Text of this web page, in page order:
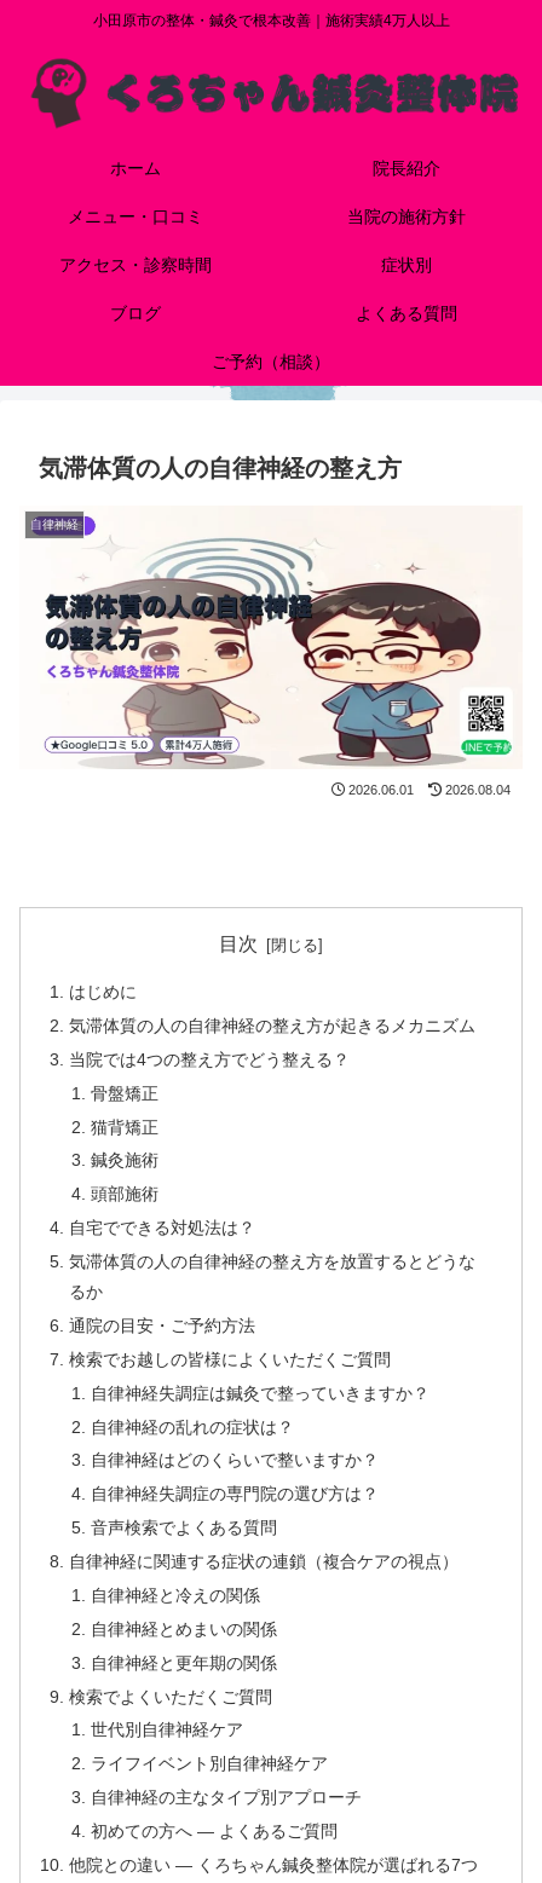
小田原市の整体・鍼灸で根本改善｜施術実績4万人以上
ホーム 院長紹介
メニュー・口コミ 当院の施術方針
アクセス・診察時間 症状別
ブログ よくある質問
ご予約（相談）
気滞体質の人の自律神経の整え方
自律神経
2026.06.01 2026.08.04
目次
はじめに
気滞体質の人の自律神経の整え方が起きるメカニズム
当院では4つの整え方でどう整える？
骨盤矯正
猫背矯正
鍼灸施術
頭部施術
自宅でできる対処法は？
気滞体質の人の自律神経の整え方を放置するとどうな
るか
通院の目安・ご予約方法
検索でお越しの皆様によくいただくご質問
自律神経失調症は鍼灸で整っていきますか？
自律神経の乱れの症状は？
自律神経はどのくらいで整いますか？
自律神経失調症の専門院の選び方は？
音声検索でよくある質問
自律神経に関連する症状の連鎖（複合ケアの視点）
自律神経と冷えの関係
自律神経とめまいの関係
自律神経と更年期の関係
検索でよくいただくご質問
世代別自律神経ケア
ライフイベント別自律神経ケア
自律神経の主なタイプ別アプローチ
初めての方へ — よくあるご質問
他院との違い — くろちゃん鍼灸整体院が選ばれる7つ